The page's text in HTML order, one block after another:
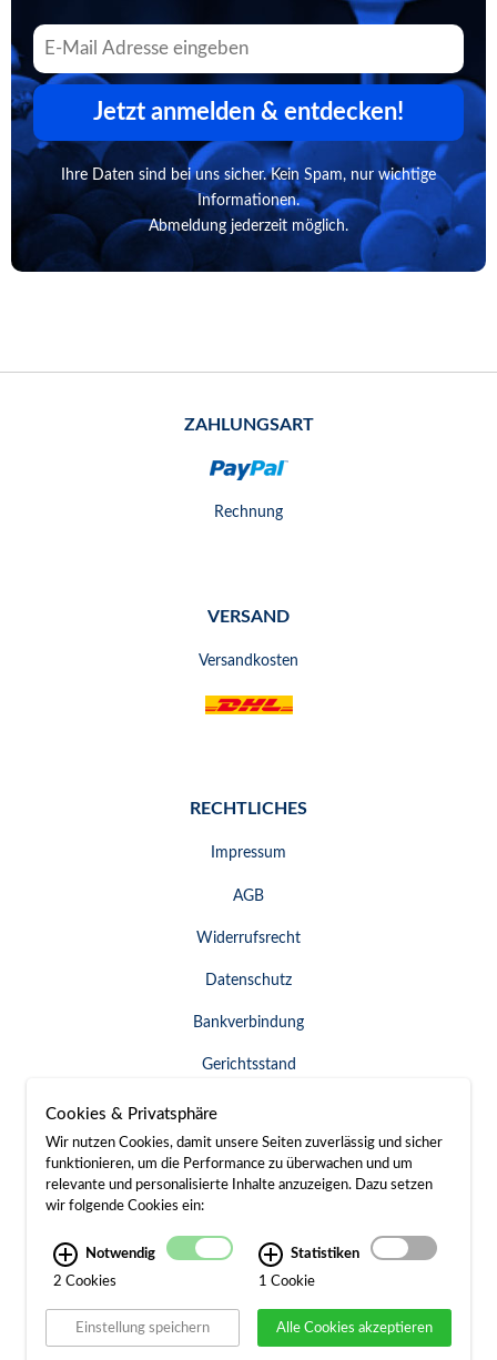
Jetzt anmelden & entdecken!
Ihre Daten sind bei uns sicher. Kein Spam, nur wichtige
Informationen.
Abmeldung jederzeit möglich.
ZAHLUNGSART
Rechnung
VERSAND
Versandkosten
RECHTLICHES
Impressum
AGB
Widerrufsrecht
Datenschutz
Bankverbindung
Gerichtsstand
Widerruf erklären
SERVICE & KONTAKT
Besuch / Anfahrt
Kontakt
Cookies & Privatsphäre
Wir nutzen Cookies, damit unsere Seiten zuverlässig und sicher
funktionieren, um die Performance zu überwachen und um
relevante und personalisierte Inhalte anzuzeigen. Dazu setzen
wir folgende Cookies ein:
Notwendig
2 Cookies
Statistiken
1 Cookie
Einstellung speichern Alle Cookies akzeptieren